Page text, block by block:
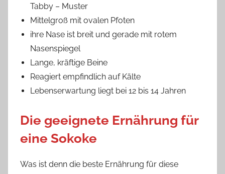
Tabby – Muster
Mittelgroß mit ovalen Pfoten
ihre Nase ist breit und gerade mit rotem
Nasenspiegel
Lange, kräftige Beine
Reagiert empfindlich auf Kälte
Lebenserwartung liegt bei 12 bis 14 Jahren
Die geeignete Ernährung für
eine Sokoke
Was ist denn die beste Ernährung für diese